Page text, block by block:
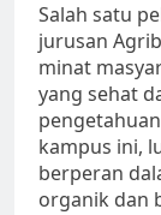
Salah satu
jurusan
minat
yang sehat
kampus ini,
berperan
organik dan